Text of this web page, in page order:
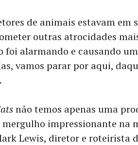
de animais estavam em
outras atrocidades
foi alarmando e causando
vamos parar por aqui,
não temos apenas uma
impressionante na
Lewis, diretor e roteirista